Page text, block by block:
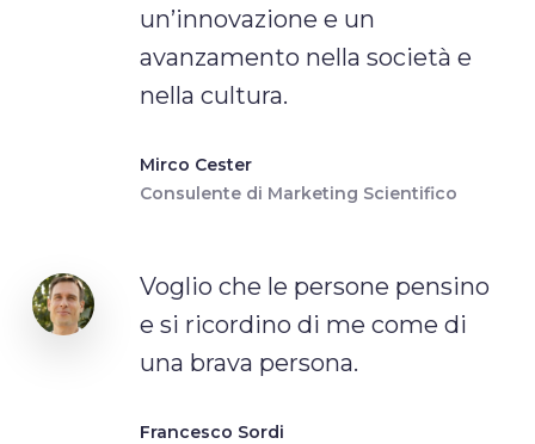
un’innovazione e un
avanzamento nella società e
nella cultura.
Mirco Cester
Consulente di Marketing Scientifico
Voglio che le persone pensino
e si ricordino di me come di
una brava persona.
Francesco Sordi